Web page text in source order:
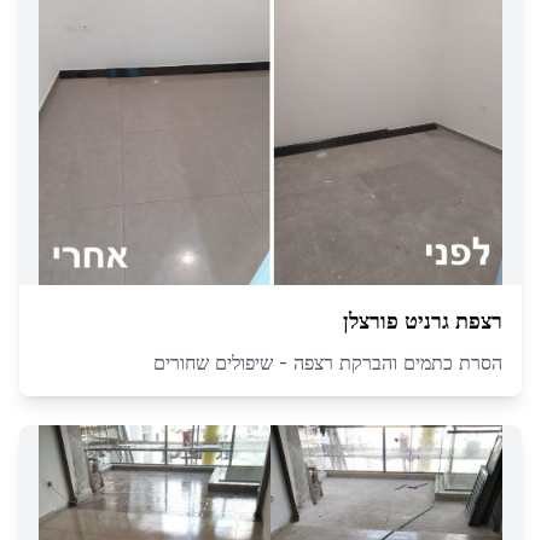
רצפת גרניט פורצלן
הסרת כתמים והברקת רצפה - שיפולים שחורים